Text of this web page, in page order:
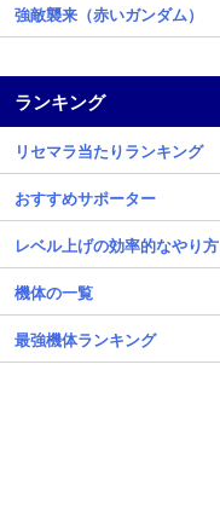
強敵襲来（赤いガンダム）
ランキング
リセマラ当たりランキング
おすすめサポーター
レベル上げの効率的なやり方
機体の一覧
最強機体ランキング